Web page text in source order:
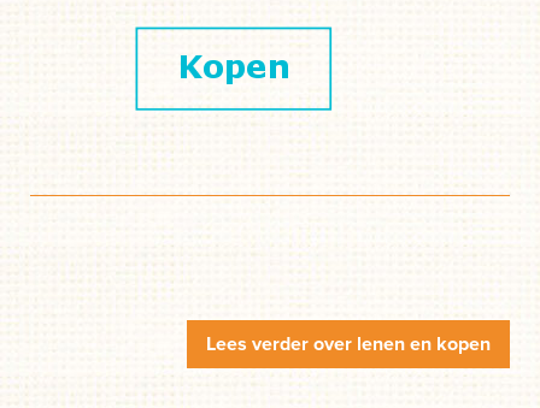
Lees verder over lenen en kopen